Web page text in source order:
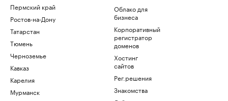
Пермский край
Ростов-на-Дону
Татарстан
Тюмень
Черноземье
Кавказ
Карелия
Мурманск
Облако для
бизнеса
Корпоративный
регистратор
доменов
Хостинг
сайтов
Рег.решения
Знакомства